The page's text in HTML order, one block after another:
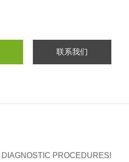
联系我们
PROCEDURES!